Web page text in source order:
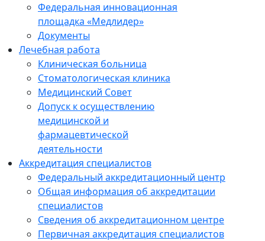
Федеральная инновационная
площадка «Медлидер»
Документы
Лечебная работа
Клиническая больница
Стоматологическая клиника
Медицинский Совет
Допуск к осуществлению
медицинской и
фармацевтической
деятельности
Аккредитация специалистов
Федеральный аккредитационный центр
Общая информация об аккредитации
специалистов
Сведения об аккредитационном центре
Первичная аккредитация специалистов